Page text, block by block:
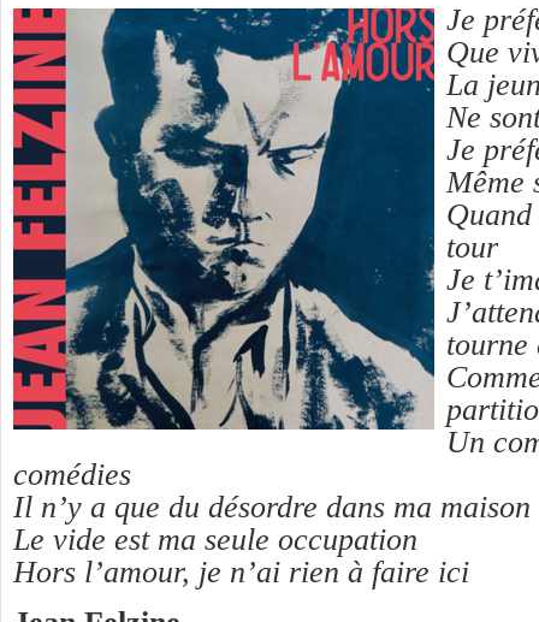
Je
Que
La
Ne
Je
Même
tour
Je
tourne
Un
comédies
Il n’y a que du désordre dans ma maison
Le vide est ma seule occupation
Hors l’amour, je n’ai rien à faire ici